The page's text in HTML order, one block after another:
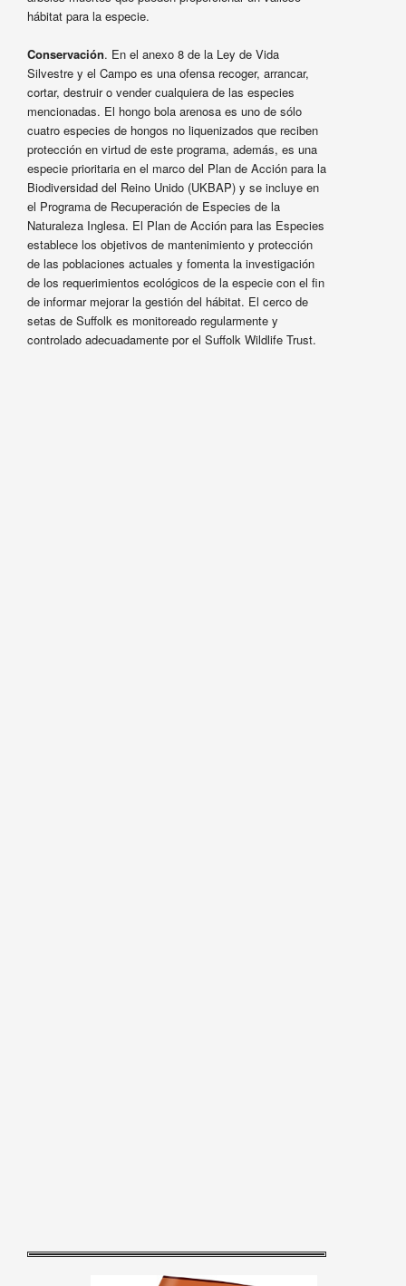
hábitat para la especie.
Conservación. En el anexo 8 de la Ley de Vida
Silvestre y el Campo es una ofensa recoger, arrancar,
cortar, destruir o vender cualquiera de las especies
mencionadas. El hongo bola arenosa es uno de sólo
cuatro especies de hongos no liquenizados que reciben
protección en virtud de este programa, además, es una
especie prioritaria en el marco del Plan de Acción para la
Biodiversidad del Reino Unido (UKBAP) y se incluye en
el Programa de Recuperación de Especies de la
Naturaleza Inglesa. El Plan de Acción para las Especies
establece los objetivos de mantenimiento y protección
de las poblaciones actuales y fomenta la investigación
de los requerimientos ecológicos de la especie con el fin
de informar mejorar la gestión del hábitat. El cerco de
setas de Suffolk es monitoreado regularmente y
controlado adecuadamente por el Suffolk Wildlife Trust.